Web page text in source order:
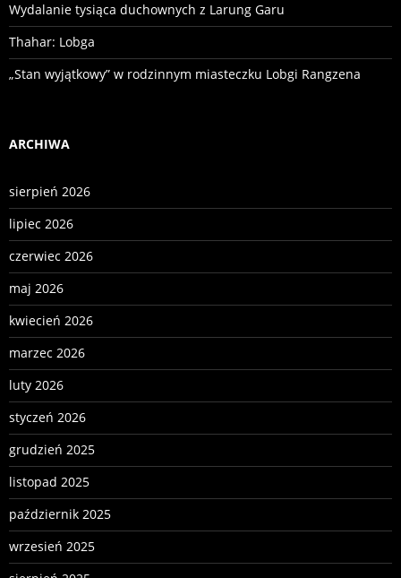
Wydalanie tysiąca duchownych z Larung Garu
Thahar: Lobga
„Stan wyjątkowy” w rodzinnym miasteczku Lobgi Rangzena
ARCHIWA
sierpień 2026
lipiec 2026
czerwiec 2026
maj 2026
kwiecień 2026
marzec 2026
luty 2026
styczeń 2026
grudzień 2025
listopad 2025
październik 2025
wrzesień 2025